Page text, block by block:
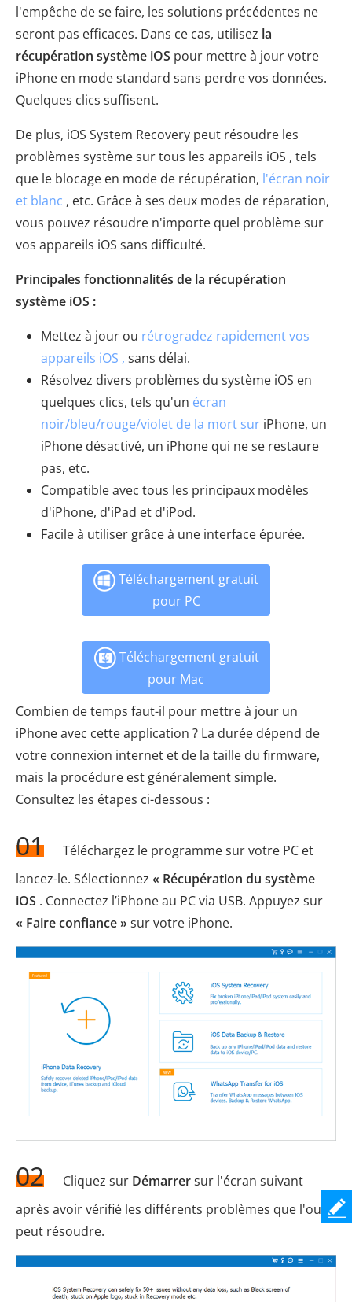
l'empêche de se faire, les solutions précédentes ne
seront pas efficaces. Dans ce cas, utilisez la
récupération système iOS pour mettre à jour votre
iPhone en mode standard sans perdre vos données.
Quelques clics suffisent.
De plus, iOS System Recovery peut résoudre les
problèmes système sur tous les appareils iOS , tels
que le blocage en mode de récupération, l'écran noir
et blanc , etc. Grâce à ses deux modes de réparation,
vous pouvez résoudre n'importe quel problème sur
vos appareils iOS sans difficulté.
Principales fonctionnalités de la récupération
système iOS :
Mettez à jour ou rétrogradez rapidement vos
appareils iOS , sans délai.
Résolvez divers problèmes du système iOS en
quelques clics, tels qu'un écran
noir/bleu/rouge/violet de la mort sur iPhone, un
iPhone désactivé, un iPhone qui ne se restaure
pas, etc.
Compatible avec tous les principaux modèles
d'iPhone, d'iPad et d'iPod.
Facile à utiliser grâce à une interface épurée.
Téléchargement gratuit
pour PC
Téléchargement gratuit
pour Mac
Combien de temps faut-il pour mettre à jour un
iPhone avec cette application ? La durée dépend de
votre connexion internet et de la taille du firmware,
mais la procédure est généralement simple.
Consultez les étapes ci-dessous :
01
Téléchargez le programme sur votre PC et
lancez-le. Sélectionnez « Récupération du système
iOS . Connectez l’iPhone au PC via USB. Appuyez sur
« Faire confiance »sur votre iPhone.
02 Cliquez sur Démarrersur l'écran suivant
après avoir vérifié les différents problèmes que l'outil
peut résoudre.